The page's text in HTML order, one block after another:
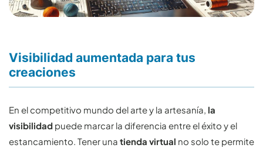
Visibilidad aumentada para tus
creaciones
En el competitivo mundo del arte y la artesanía, la
visibilidad puede marcar la diferencia entre el éxito y el
estancamiento. Tener una tienda virtual no solo te permite